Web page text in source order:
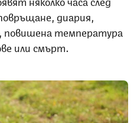
диария,
повишена температура
или смърт.